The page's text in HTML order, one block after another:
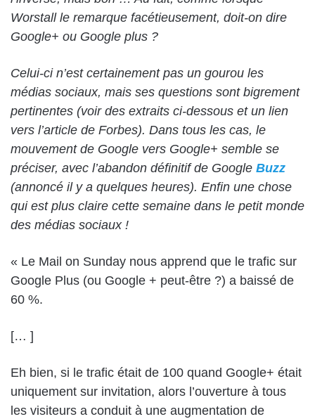
Worstall le remarque facétieusement, doit-on dire
Google+ ou Google plus ?
Celui-ci n’est certainement pas un gourou les
médias sociaux, mais ses questions sont bigrement
pertinentes (voir des extraits ci-dessous et un lien
vers l’article de Forbes). Dans tous les cas, le
mouvement de Google vers Google+ semble se
préciser, avec l’abandon définitif de Google Buzz
(annoncé il y a quelques heures). Enfin une chose
qui est plus claire cette semaine dans le petit monde
des médias sociaux !
« Le Mail on Sunday nous apprend que le trafic sur
Google Plus (ou Google + peut-être ?) a baissé de
60 %.
[… ]
Eh bien, si le trafic était de 100 quand Google+ était
uniquement sur invitation, alors l’ouverture à tous
les visiteurs a conduit à une augmentation de